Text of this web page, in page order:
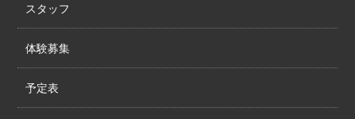
スタッフ
体験募集
予定表